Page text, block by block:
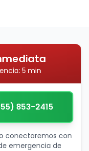
5 min
853-2415
conectaremos con
emergencia de